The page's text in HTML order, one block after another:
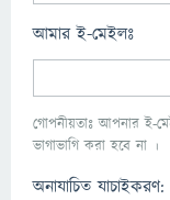
আমার ই-মেইলঃ
গোপনীয়তাঃ আপনার ই-
ভাগাভাগি করা হবে না ।
অনাযাচিত যাচাইকরণ: